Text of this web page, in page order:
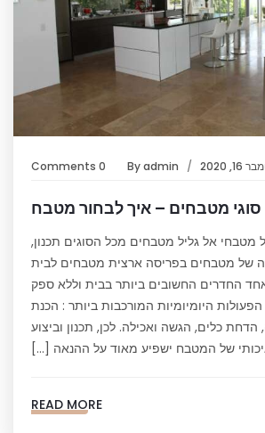
2020
Byadmin
0 Comments
מטבחים – איך לבחור מטבח
מטבחי אל גליל מטבחים מכל הסוגים תכנון,
של מטבחים בפריסה ארצית מטבחים לבית
החדרים החשובים ביותר בבית וללא ספק
היומיומיות המורכבות ביותר : הכנת
הדחת כלים, הגשה ואכילה. לכן, תכנון וביצוע
של המטבח ישפיע מאוד על ההנאה […]
READ MORE